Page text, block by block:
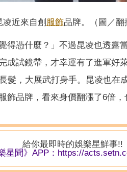
近來自創 服飾品牌。（圖／翻
得憑什麼？」不過昆凌也透露
成試鏡帶，才幸運有了進軍好
髮，大展武打身手。昆凌也在
品牌，看來身價翻漲了6倍，
給你最即時的娛樂星鮮事!!
星聞》APP： https://